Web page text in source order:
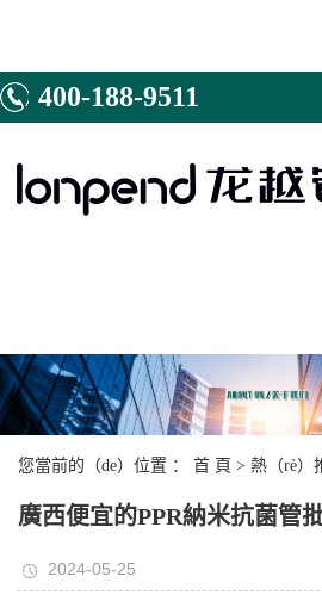
400-188-9511
您當前的（de）位置 ： 首 頁 > 熱（rè）
廣西便宜的PPR納米抗菌管
2024-05-25